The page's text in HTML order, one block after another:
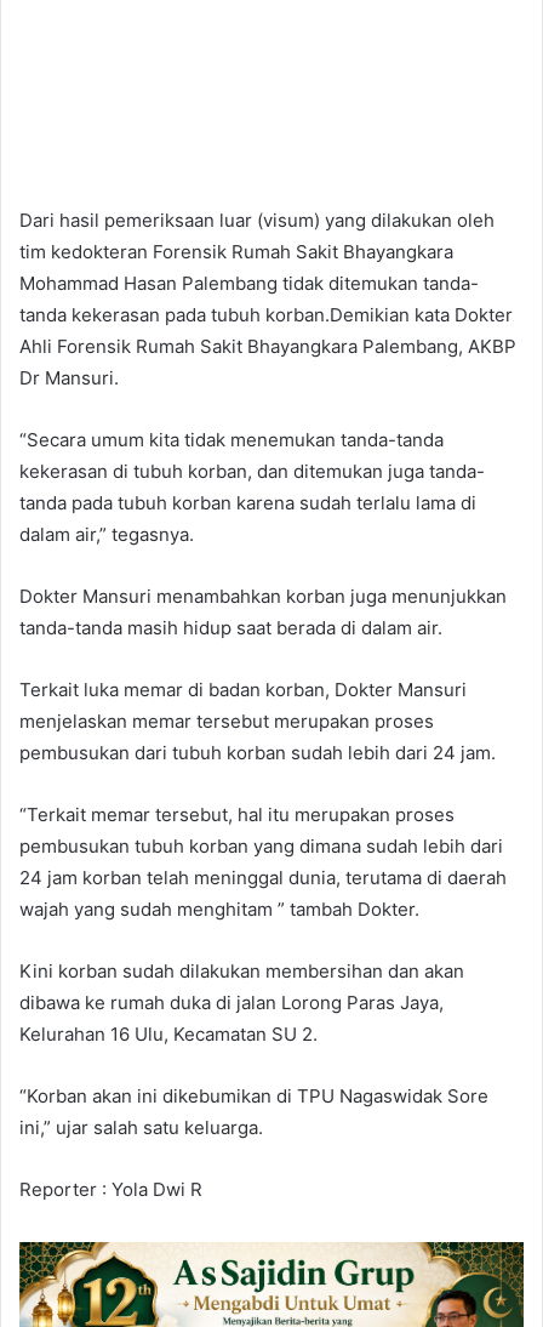
Dari hasil pemeriksaan luar (visum) yang dilakukan oleh
tim kedokteran Forensik Rumah Sakit Bhayangkara
Mohammad Hasan Palembang tidak ditemukan tanda-
tanda kekerasan pada tubuh korban.Demikian kata Dokter
Ahli Forensik Rumah Sakit Bhayangkara Palembang, AKBP
Dr Mansuri.
“Secara umum kita tidak menemukan tanda-tanda
kekerasan di tubuh korban, dan ditemukan juga tanda-
tanda pada tubuh korban karena sudah terlalu lama di
dalam air,” tegasnya.
Dokter Mansuri menambahkan korban juga menunjukkan
tanda-tanda masih hidup saat berada di dalam air.
Terkait luka memar di badan korban, Dokter Mansuri
menjelaskan memar tersebut merupakan proses
pembusukan dari tubuh korban sudah lebih dari 24 jam.
“Terkait memar tersebut, hal itu merupakan proses
pembusukan tubuh korban yang dimana sudah lebih dari
24 jam korban telah meninggal dunia, terutama di daerah
wajah yang sudah menghitam ” tambah Dokter.
Kini korban sudah dilakukan membersihan dan akan
dibawa ke rumah duka di jalan Lorong Paras Jaya,
Kelurahan 16 Ulu, Kecamatan SU 2.
“Korban akan ini dikebumikan di TPU Nagaswidak Sore
ini,” ujar salah satu keluarga.
Reporter : Yola Dwi R